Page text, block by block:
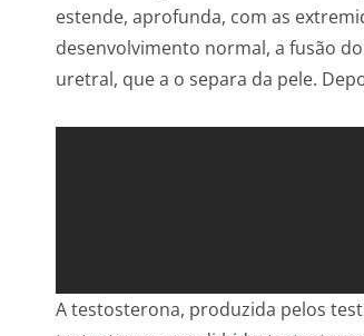
estende, aprofunda, com as
desenvolvimento normal, a fusão
uretral, que a o separa da pele.
A testosterona, produzida pelos